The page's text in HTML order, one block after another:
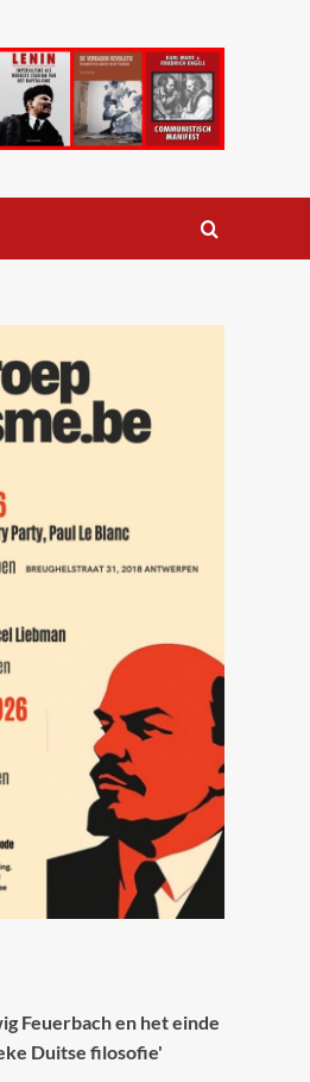
Feuerbach en het einde
Duitse filosofie'